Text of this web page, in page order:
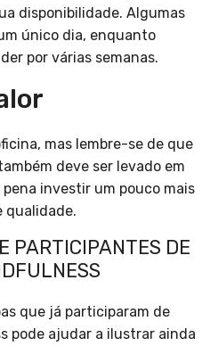
disponibilidade. Algumas
único dia, enquanto
por várias semanas.
mas lembre-se de que
deve ser levado em
investir um pouco mais
qualidade.
PARTICIPANTES DE
que já participaram de
pode ajudar a ilustrar ainda